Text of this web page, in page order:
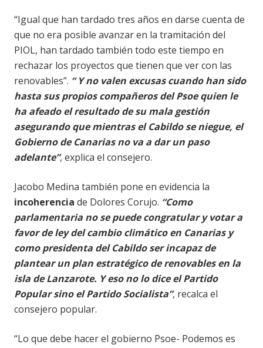
“Igual que han tardado tres años en darse cuenta de
que no era posible avanzar en la tramitación del
PIOL, han tardado también todo este tiempo en
rechazar los proyectos que tienen que ver con las
renovables”. “ Y no valen excusas cuando han sido
hasta sus propios compañeros del Psoe quien le
ha afeado el resultado de su mala gestión
asegurando que mientras el Cabildo se niegue, el
Gobierno de Canarias no va a dar un paso
adelante”, explica el consejero.
Jacobo Medina también pone en evidencia la
incoherencia de Dolores Corujo. “Como
parlamentaria no se puede congratular y votar a
favor de ley del cambio climático en Canarias y
como presidenta del Cabildo ser incapaz de
plantear un plan estratégico de renovables en la
isla de Lanzarote. Y eso no lo dice el Partido
Popular sino el Partido Socialista”, recalca el
consejero popular.
“Lo que debe hacer el gobierno Psoe- Podemos es